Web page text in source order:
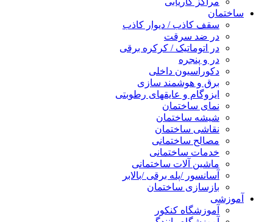
ساختمان
سقف کاذب / دیوار کاذب
در ضد سرقت
در اتوماتیک / کرکره برقی
در و پنجره
دکوراسیون داخلی
برق و هوشمند سازی
ایزوگام و عایقهای رطوبتی
نمای ساختمان
شیشه ساختمان
نقاشی ساختمان
مصالح ساختمانی
خدمات ساختمانی
ماشین آلات ساختمانی
آسانسور /پله برقی /بالابر
بازسازی ساختمان
آموزشی
آموزشگاه کنکور